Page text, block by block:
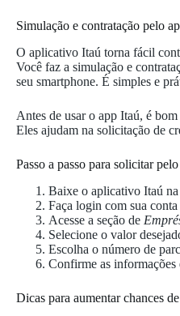
Simulação e contratação pelo
O aplicativo Itaú torna fácil
Você faz a simulação e
seu smartphone. É simples e
Antes de usar o app Itaú, é
Eles ajudam na solicitação de
Passo a passo para solicitar
Baixe o aplicativo Itaú
Faça login com sua conta
Acesse a seção de
Selecione o valor
Escolha o número de
Confirme as
Dicas para aumentar chances